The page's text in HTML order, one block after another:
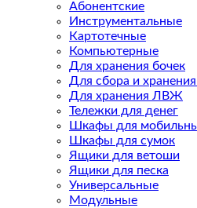
Абонентские
Инструментальные
Картотечные
Компьютерные
Для хранения бочек
Для сбора и
Для хранения ЛВЖ
Тележки для денег
Шкафы для
Шкафы для сумок
Ящики для ветоши
Ящики для песка
Универсальные
Модульные